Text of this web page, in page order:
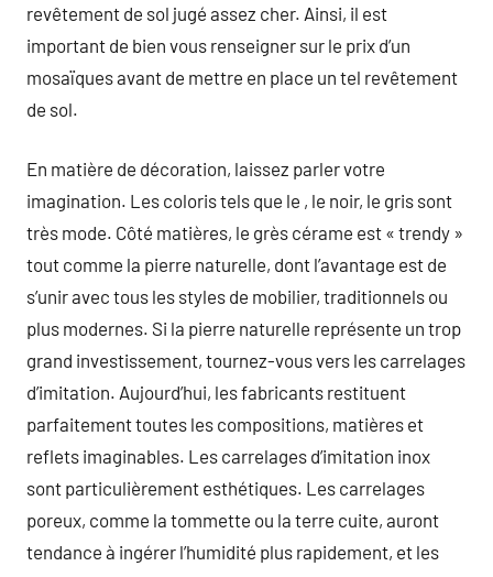
revêtement de sol jugé assez cher. Ainsi, il est
important de bien vous renseigner sur le prix d’un
mosaïques avant de mettre en place un tel revêtement
de sol.
En matière de décoration, laissez parler votre
imagination. Les coloris tels que le , le noir, le gris sont
très mode. Côté matières, le grès cérame est « trendy »
tout comme la pierre naturelle, dont l’avantage est de
s’unir avec tous les styles de mobilier, traditionnels ou
plus modernes. Si la pierre naturelle représente un trop
grand investissement, tournez-vous vers les carrelages
d’imitation. Aujourd’hui, les fabricants restituent
parfaitement toutes les compositions, matières et
reflets imaginables. Les carrelages d’imitation inox
sont particulièrement esthétiques. Les carrelages
poreux, comme la tommette ou la terre cuite, auront
tendance à ingérer l’humidité plus rapidement, et les